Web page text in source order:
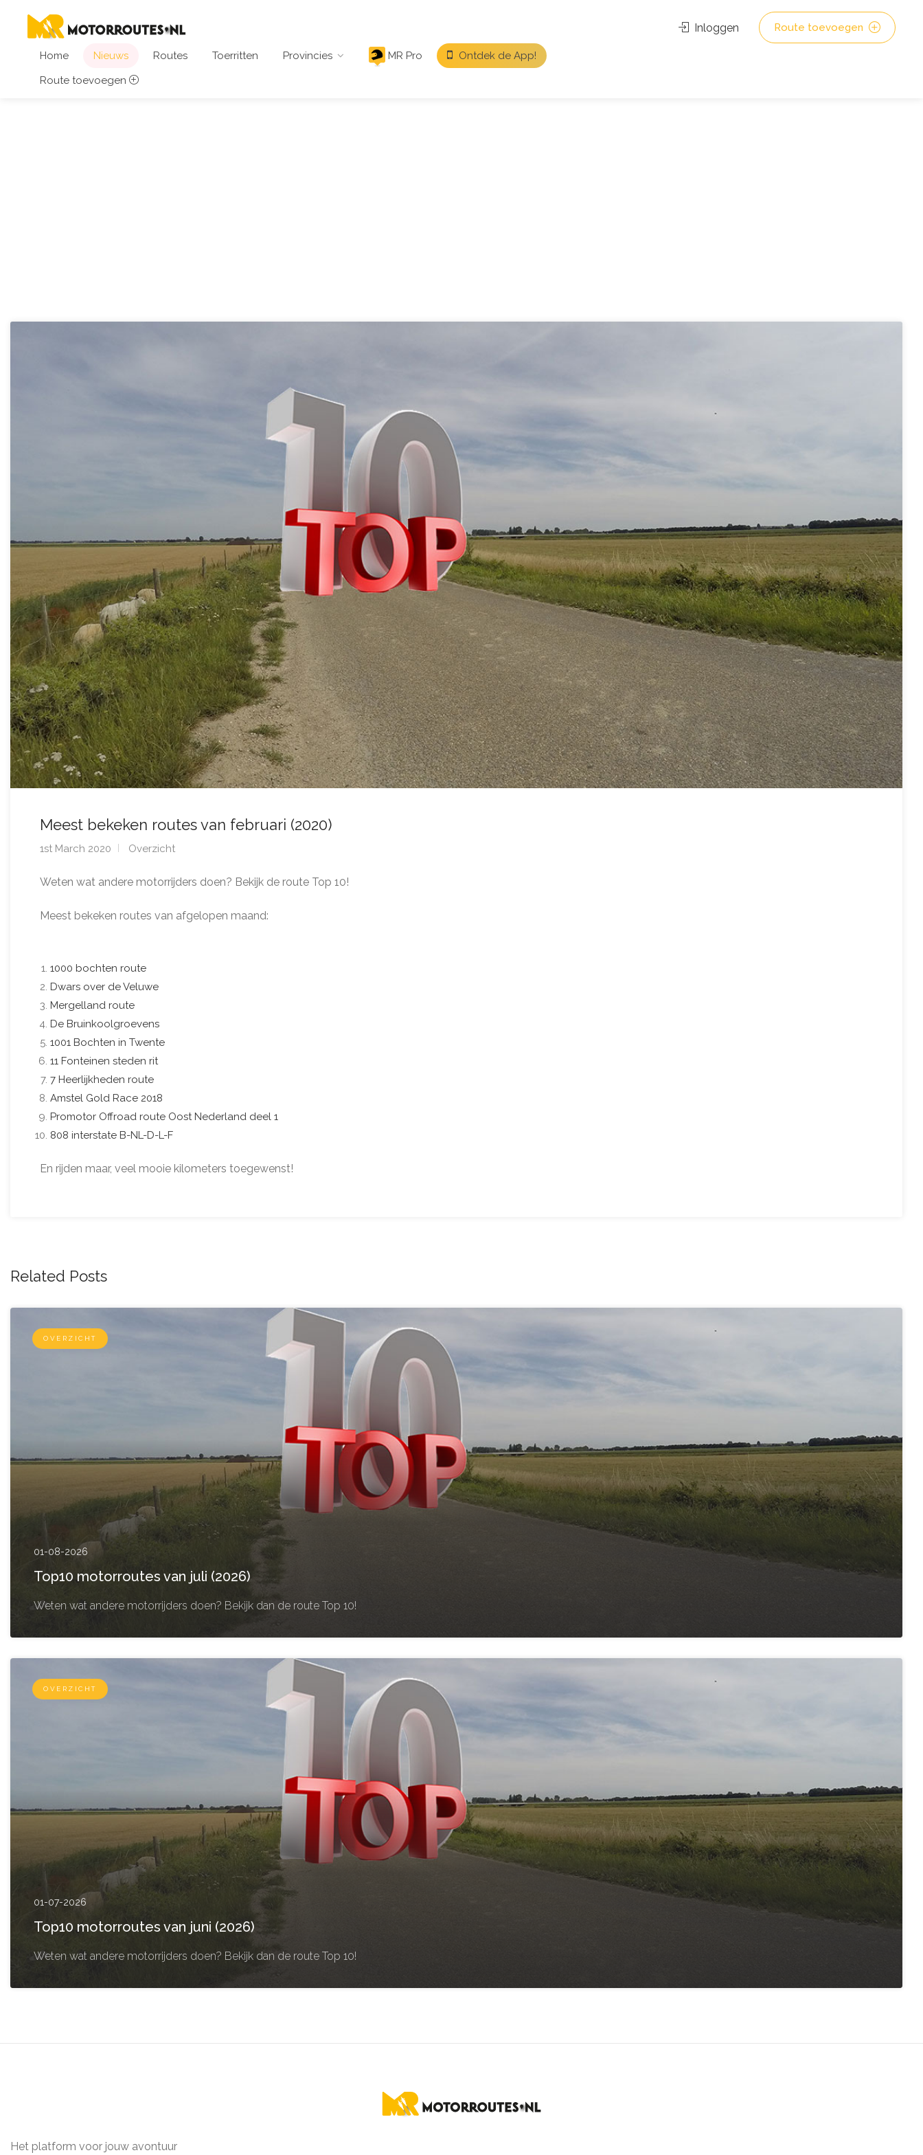
Home Nieuws Routes Toerritten Provincies MR Pro
Ontdek de App!
Route toevoegen
Inloggen Route toevoegen
Meest bekeken routes van februari (2020)
1st March 2020 Overzicht
Weten wat andere motorrijders doen? Bekijk de route Top 10!
Meest bekeken routes van afgelopen maand:
1000 bochten route
Dwars over de Veluwe
Mergelland route
De Bruinkoolgroevens
1001 Bochten in Twente
11 Fonteinen steden rit
7 Heerlijkheden route
Amstel Gold Race 2018
Promotor Offroad route Oost Nederland deel 1
808 interstate B-NL-D-L-F
En rijden maar, veel mooie kilometers toegewenst!
Related Posts
OVERZICHT
01-08-2026
Top10 motorroutes van juli (2026)
Weten wat andere motorrijders doen? Bekijk dan de route Top 10!
OVERZICHT
01-07-2026
Top10 motorroutes van juni (2026)
Weten wat andere motorrijders doen? Bekijk dan de route Top 10!
Het platform voor jouw avontuur